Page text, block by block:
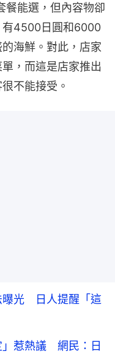
餐能選，但內容物卻
有4500日圓和6000
海鮮。對此，店家
，而這是店家推出
不能接受。
曝光 日人提醒「這
」惹熱議 網民：日